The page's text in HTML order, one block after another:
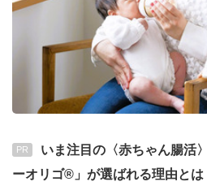
PR
いま注目の〈赤ちゃん腸活
ーオリゴ®」が選ばれる理由とは